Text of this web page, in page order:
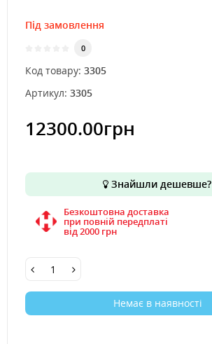
Під замовлення
0
Код товару: 3305
Артикул: 3305
12300.00грн
Знайшли дешевше?
Безкоштовна доставка
при повній передплаті
вiд 2000 грн
Немає в наявності